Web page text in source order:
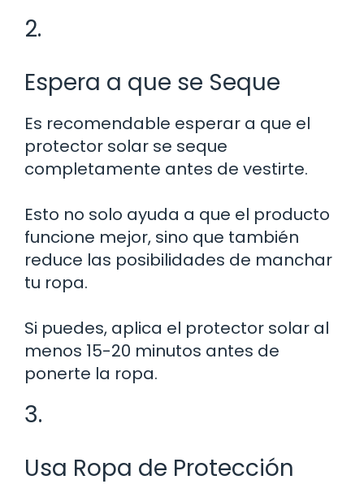
2.
Espera a que se Seque
Es recomendable esperar a que el
protector solar se seque
completamente antes de vestirte.
Esto no solo ayuda a que el producto
funcione mejor, sino que también
reduce las posibilidades de manchar
tu ropa.
Si puedes, aplica el protector solar al
menos 15-20 minutos antes de
ponerte la ropa.
3.
Usa Ropa de Protección